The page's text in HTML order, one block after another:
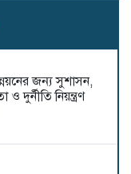
জন্য সুশাসন,
ও দুর্নীতি নিয়ন্ত্রণ